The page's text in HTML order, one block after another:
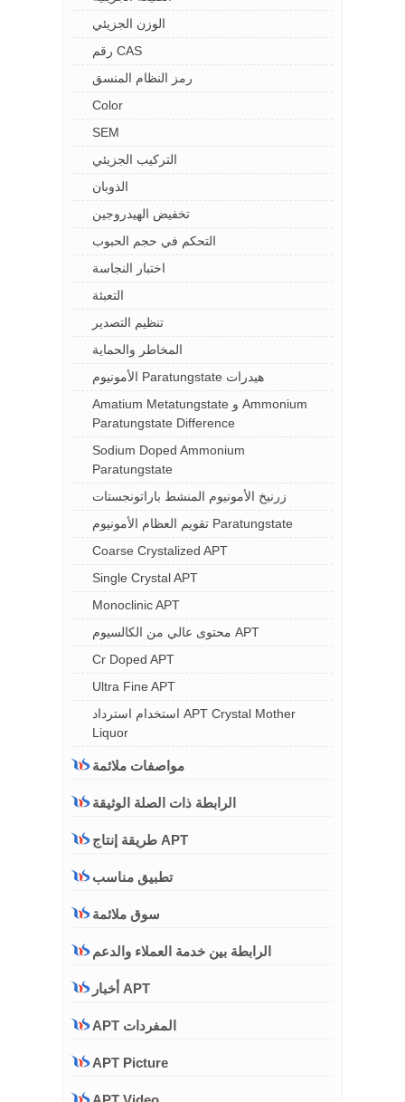
الوزن الجزيئي
رقم CAS
رمز النظام المنسق
Color
SEM
التركيب الجزيئي
الذوبان
تخفيض الهيدروجين
التحكم في حجم الحبوب
اختبار النجاسة
التعبئة
تنظيم التصدير
المخاطر والحماية
الأمونيوم Paratungstate هيدرات
Amatium Metatungstate و Ammonium
Paratungstate Difference
Sodium Doped Ammonium
Paratungstate
زرنيخ الأمونيوم المنشط باراتونجستات
تقويم العظام الأمونيوم Paratungstate
Coarse Crystalized APT
Single Crystal APT
Monoclinic APT
محتوى عالي من الكالسيوم APT
Cr Doped APT
Ultra Fine APT
استخدام استرداد APT Crystal Mother
Liquor
مواصفات ملائمة
الرابطة ذات الصلة الوثيقة
طريقة إنتاج APT
تطبيق مناسب
سوق ملائمة
الرابطة بين خدمة العملاء والدعم
أخبار APT
APT المفردات
APT Picture